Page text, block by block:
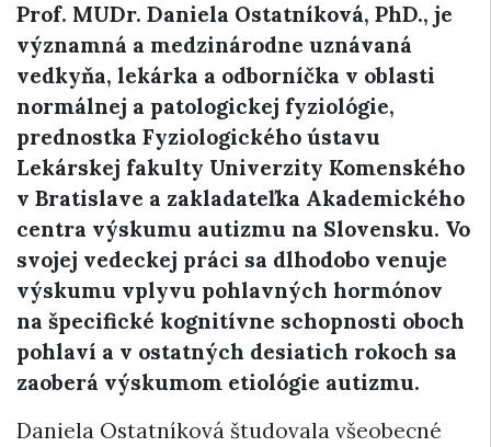
Prof. MUDr. Daniela Ostatníková, PhD., je
významná a medzinárodne uznávaná
vedkyňa, lekárka a odborníčka v oblasti
normálnej a patologickej fyziológie,
prednostka Fyziologického ústavu
Lekárskej fakulty Univerzity Komenského
v Bratislave a zakladateľka Akademického
centra výskumu autizmu na Slovensku. Vo
svojej vedeckej práci sa dlhodobo venuje
výskumu vplyvu pohlavných hormónov
na špecifické kognitívne schopnosti oboch
pohlaví a v ostatných desiatich rokoch sa
zaoberá výskumom etiológie autizmu.
Daniela Ostatníková študovala všeobecné